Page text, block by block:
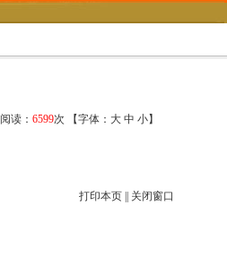
商标申请
阅读： 6599次 【字体： 大 中 小】
打印本页 关闭窗口